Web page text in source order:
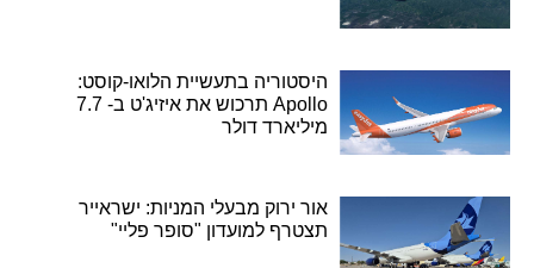
היסטוריה בתעשיית הלואו-קוסט:
Apollo תרכוש את איזיג'ט ב- 7.7
מיליארד דולר
אור ירוק מבעלי המניות: ישראייר
תצטרף למועדון "סופר פליי"